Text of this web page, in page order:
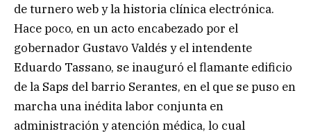
de turnero web y la historia clínica electrónica.
Hace poco, en un acto encabezado por el
gobernador Gustavo Valdés y el intendente
Eduardo Tassano, se inauguró el flamante edificio
de la Saps del barrio Serantes, en el que se puso en
marcha una inédita labor conjunta en
administración y atención médica, lo cual